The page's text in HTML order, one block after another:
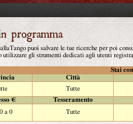
puoi salvare le tue ricerche per poi
utilizzare gli strumenti dedicati agli utenti
Stai
Città
Tutte
€
Tesseramento
a 0 Tutte